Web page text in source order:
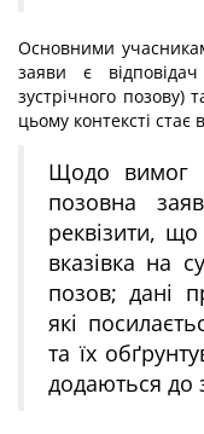
Основними
заяви є
зустрічного позову)
цьому контексті стає
Щодо вимог
позовна
реквізити,
вказівка на
позов; дані
які
та їх
додаються до